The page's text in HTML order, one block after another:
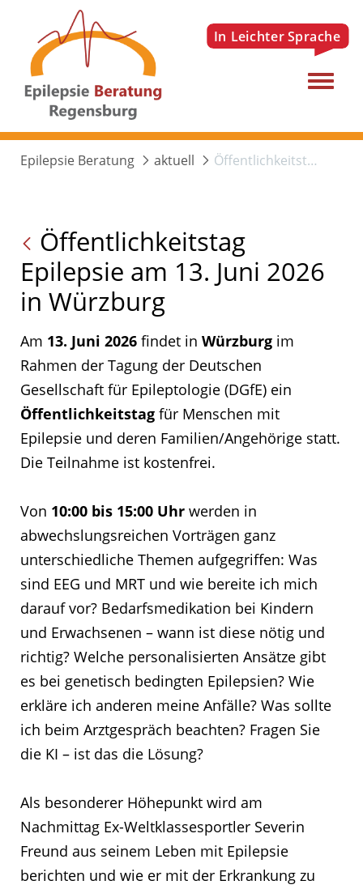
Menu
Epilepsie Beratung aktuell Öffentlichkeitstag Epilepsie am 13. Juni 2026 in Würzburg
Öffentlichkeitstag
Epilepsie am 13. Juni 2026
in Würzburg
Am 13. Juni 2026 findet in Würzburg im
Rahmen der Tagung der Deutschen
Gesellschaft für Epileptologie (DGfE) ein
Öffentlichkeitstag für Menschen mit
Epilepsie und deren Familien/Angehörige statt.
Die Teilnahme ist kostenfrei.
Von 10:00 bis 15:00 Uhr werden in
abwechslungsreichen Vorträgen ganz
unterschiedliche Themen aufgegriffen: Was
sind EEG und MRT und wie bereite ich mich
darauf vor? Bedarfsmedikation bei Kindern
und Erwachsenen – wann ist diese nötig und
richtig? Welche personalisierten Ansätze gibt
es bei genetisch bedingten Epilepsien? Wie
erkläre ich anderen meine Anfälle? Was sollte
ich beim Arztgespräch beachten? Fragen Sie
die KI – ist das die Lösung?
Als besonderer Höhepunkt wird am
Nachmittag Ex-Weltklassesportler Severin
Freund aus seinem Leben mit Epilepsie
berichten und wie er mit der Erkrankung zu